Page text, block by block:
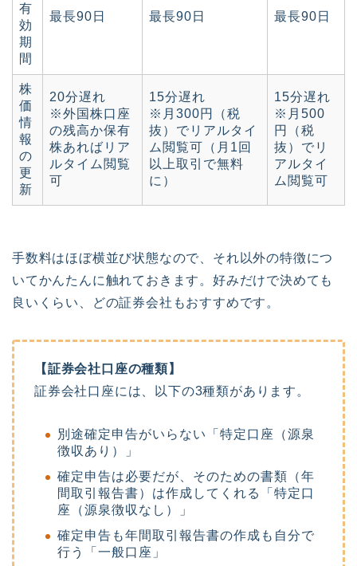
有
効
期
間
最長90日 最長90日 最長90日
株
価
情
報
の
更
新
20分遅れ
※外国株口座
の残高か保有
株あればリア
ルタイム閲覧
可
15分遅れ
※月300円（税
抜）でリアルタイ
ム閲覧可（月1回
以上取引で無料
に）
15分遅れ
※月500
円（税
抜）でリ
アルタイ
ム閲覧可
手数料はほぼ横並び状態なので、それ以外の特徴につ
いてかんたんに触れておきます。好みだけで決めても
良いくらい、どの証券会社もおすすめです。
【証券会社口座の種類】
証券会社口座には、以下の3種類があります。
別途確定申告がいらない「特定口座（源泉
徴収あり）」
確定申告は必要だが、そのための書類（年
間取引報告書）は作成してくれる「特定口
座（源泉徴収なし）」
確定申告も年間取引報告書の作成も自分で
行う「一般口座」